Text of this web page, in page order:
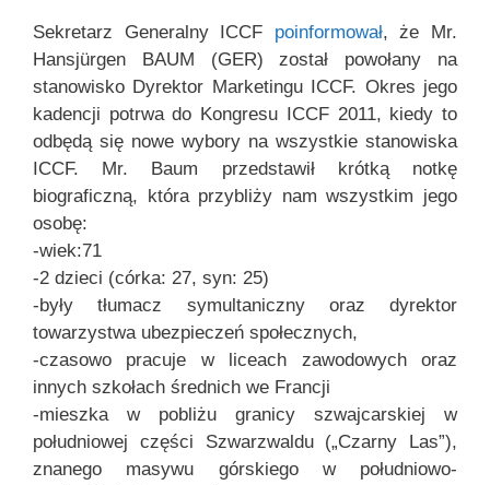
Sekretarz Generalny ICCF poinformował, że Mr.
Hansjürgen BAUM (GER) został powołany na
stanowisko Dyrektor Marketingu ICCF. Okres jego
kadencji potrwa do Kongresu ICCF 2011, kiedy to
odbędą się nowe wybory na wszystkie stanowiska
ICCF. Mr. Baum przedstawił krótką notkę
biograficzną, która przybliży nam wszystkim jego
osobę:
-wiek:71
-2 dzieci (córka: 27, syn: 25)
-były tłumacz symultaniczny oraz dyrektor
towarzystwa ubezpieczeń społecznych,
-czasowo pracuje w liceach zawodowych oraz
innych szkołach średnich we Francji
-mieszka w pobliżu granicy szwajcarskiej w
południowej części Szwarzwaldu („Czarny Las”),
znanego masywu górskiego w południowo-